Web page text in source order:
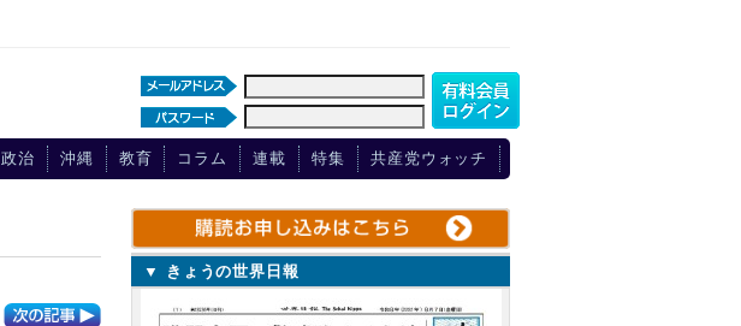
政治 沖縄 教育 コラム 連載 特集 共産党ウォッチ
▼ きょうの世界日報